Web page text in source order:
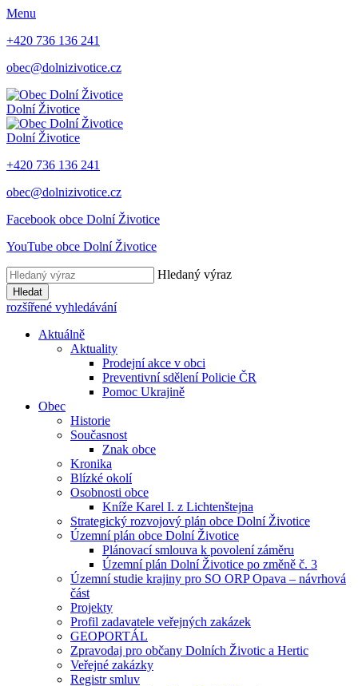
Menu
+420 736 136 241
obec@dolnizivotice.cz
Dolní Životice
Dolní Životice
+420 736 136 241
obec@dolnizivotice.cz
Facebook obce Dolní Životice
YouTube obce Dolní Životice
Hledaný výraz
Hledat
rozšířené vyhledávání
Aktuálně
Aktuality
Prodejní akce v obci
Preventivní sdělení Policie ČR
Pomoc Ukrajině
Obec
Historie
Současnost
Znak obce
Kronika
Blízké okolí
Osobnosti obce
Kníže Karel I. z Lichtenštejna
Strategický rozvojový plán obce Dolní Životice
Územní plán obce Dolní Životice
Plánovací smlouva k povolení záměru
Územní plán Dolní Životice po změně č. 3
Územní studie krajiny pro SO ORP Opava – návrhová
část
Projekty
Profil zadavatele veřejných zakázek
GEOPORTÁL
Zpravodaj pro občany Dolních Životic a Hertic
Veřejné zakázky
Registr smluv